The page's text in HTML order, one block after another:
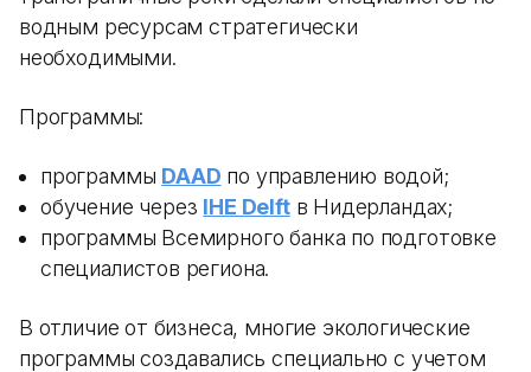
водным ресурсам стратегически
необходимыми.
Программы:
программы DAAD по управлению водой;
обучение через IHE Delftв Нидерландах;
программы Всемирного банка по подготовке
специалистов региона.
В отличие от бизнеса, многие экологические
программы создавались специально с учетом